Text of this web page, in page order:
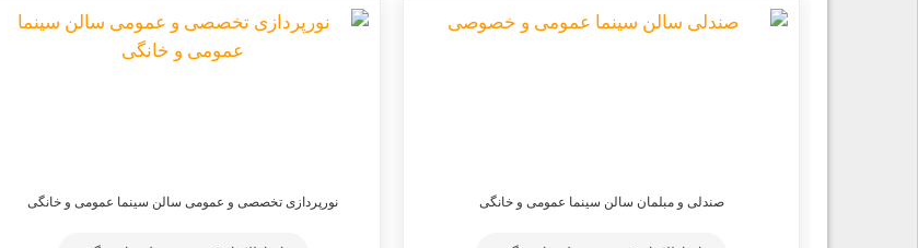
صندلی و مبلمان سالن سینما عمومی و خانگی نورپردازی تخصصی و عمومی سالن سینما عمومی و خانگی